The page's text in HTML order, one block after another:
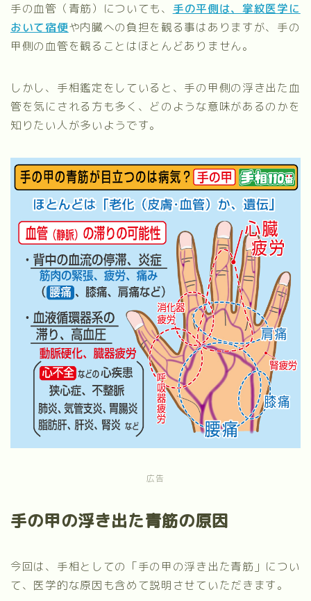
手の血管（青筋）についても、 手の平側は、掌紋医学に
おいて宿便や内臓への負担を観る事はありますが、手の
甲側の血管を観ることはほとんどありません。
しかし、手相鑑定をしていると、手の甲側の浮き出た血
管を気にされる方も多く、どのような意味があるのかを
知りたい人が多いようです。
広告
手の甲の浮き出た青筋の原因
今回は、手相としての「手の甲の浮き出た青筋」につい
て、医学的な原因も含めて説明させていただきます。